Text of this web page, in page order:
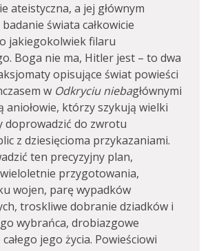
ateistyczna, a jej głównym
świata całkowicie
jakiegokolwiek filaru
Boga nie ma, Hitler jest – to dwa
opisujące świat powieści
w Odkryciu niebagłównymi
aniołowie, którzy szykują wielki
doprowadzić do zwrotu
z dziesięcioma przykazaniami.
ten precyzyjny plan,
przygotowania,
wojen, parę wypadków
troskliwe dobranie dziadków i
wybrańca, drobiazgowe
jego życia. Powieściowi